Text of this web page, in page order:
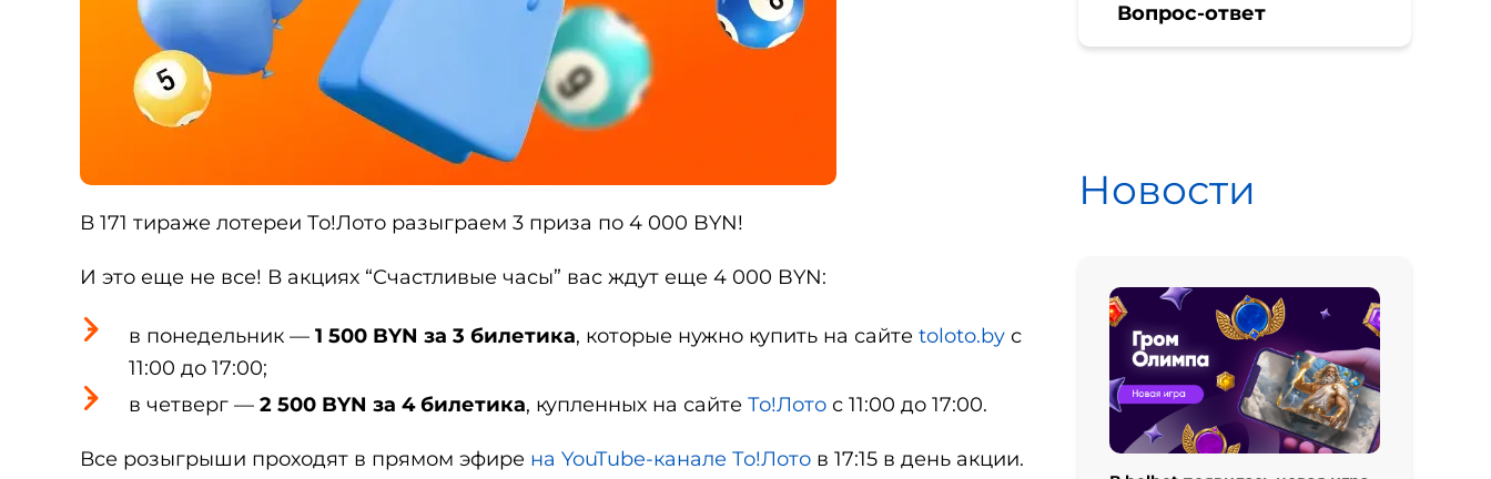
В 171 тираже лотереи То!Лото разыграем 3 приза по 4 000 BYN!
И это еще не все! В акциях “Счастливые часы” вас ждут еще 4 000 BYN:
в понедельник — 1 500 BYN за 3 билетика, которые нужно купить на сайте toloto.by с
11:00 до 17:00;
в четверг — 2 500 BYN за 4 билетика, купленных на сайте То!Лото с 11:00 до 17:00.
Все розыгрыши проходят в прямом эфире на YouTube-канале То!Лото в 17:15 в день акции.
Вопрос-ответ
Новости